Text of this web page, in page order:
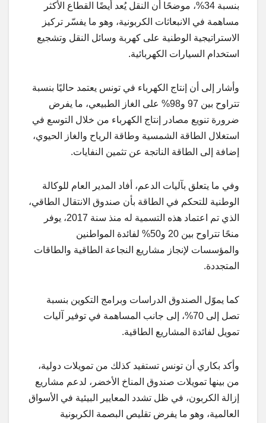
بنسبة 34%، موضحًا أن النقل يُعد أيضًا القطاع الأكثر
مساهمة في الانبعاثات الكربونية، وهو ما يفسّر تركيز
الاستراتيجية الوطنية على كهربة وسائل النقل وتشجيع
استخدام السيارات الكهربائية.
وأشار إلى أن إنتاج الكهرباء في تونس يعتمد حاليًا بنسبة
تتراوح بين 97 و98% على الغاز الطبيعي، ما يفرض
ضرورة تنويع مصادر إنتاج الكهرباء من خلال التوسع في
استغلال الطاقة الشمسية وطاقة الرياح والغاز الحيوي،
إضافة إلى الطاقة الناتجة عن تثمين النفايات.
وفي ما يتعلق بآليات الدعم، أفاد المدير العام للوكالة
الوطنية للتحكم في الطاقة بأن صندوق الانتقال الطاقي،
الذي تم اعتماد هذه التسمية له منذ سنة 2017، يوفر
منحًا تتراوح بين 20 و50% لفائدة المواطنين
والمؤسسات لإنجاز مشاريع النجاعة الطاقية والطاقات
المتجددة.
كما يموّل الصندوق الدراسات وبرامج التكوين بنسبة
تصل إلى 70%، إلى جانب المساهمة في توفير آليات
تمويل لفائدة المشاريع الطاقية.
وأكد بكاري أن تونس تستفيد كذلك من تمويلات دولية،
من بينها تمويلات صندوق المناخ الأخضر، لدعم مشاريع
إزالة الكربون، في ظل تشدد المعايير البيئية في الأسواق
العالمية، وهو ما يفرض تقليص البصمة الكربونية